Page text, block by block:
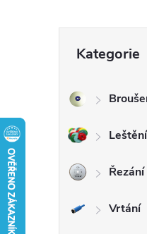
s
a
kategorie
Kategorie
Leštění
Řezání
Vrtání